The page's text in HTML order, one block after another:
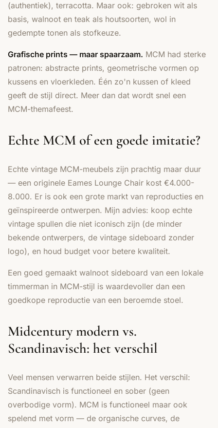
(authentiek), terracotta. Maar ook: gebroken wit als
basis, walnoot en teak als houtsoorten, wol in
gedempte tonen als stofkeuze.
Grafische prints — maar spaarzaam. MCM had sterke
patronen: abstracte prints, geometrische vormen op
kussens en vloerkleden. Één zo'n kussen of kleed
geeft de stijl direct. Meer dan dat wordt snel een
MCM-themafeest.
Echte MCM of een goede imitatie?
Echte vintage MCM-meubels zijn prachtig maar duur
— een originele Eames Lounge Chair kost €4.000-
8.000. Er is ook een grote markt van reproducties en
geïnspireerde ontwerpen. Mijn advies: koop echte
vintage spullen die niet iconisch zijn (de minder
bekende ontwerpers, de vintage sideboard zonder
logo), en houd budget voor betere kwaliteit.
Een goed gemaakt walnoot sideboard van een lokale
timmerman in MCM-stijl is waardevoller dan een
goedkope reproductie van een beroemde stoel.
Midcentury modern vs.
Scandinavisch: het verschil
Veel mensen verwarren beide stijlen. Het verschil:
Scandinavisch is functioneel en sober (geen
overbodige vorm). MCM is functioneel maar ook
spelend met vorm — de organische curves, de